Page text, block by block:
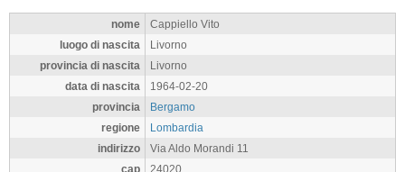
nome
Cappiello Vito
luogo di nascita
Livorno
provincia di nascita
Livorno
data di nascita
1964-02-20
provincia
Bergamo
regione
Lombardia
indirizzo
Via Aldo Morandi 11
cap
24020